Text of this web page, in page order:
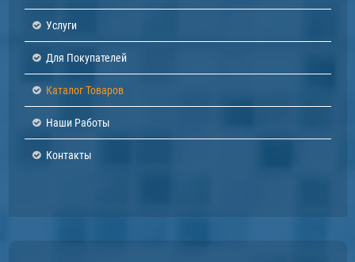
Услуги
Для Покупателей
Каталог Товаров
Наши Работы
Контакты